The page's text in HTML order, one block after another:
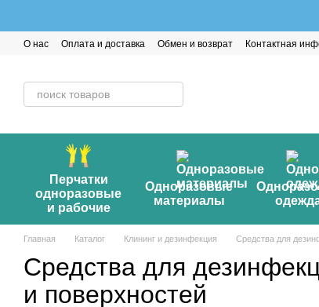
О нас Оплата и доставка Обмен и возврат Контактная
Перчатки
одноразовые
и рабочие
Одноразовые
материалы
Главная Каталог Клининг и дезинфекция Средства для
Средства для
и поверхностей